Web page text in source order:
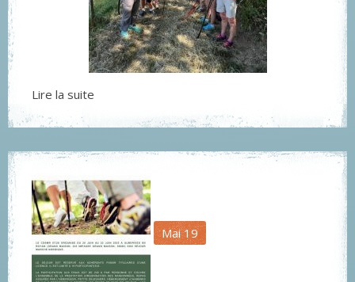
Lire la suite
Mai 19